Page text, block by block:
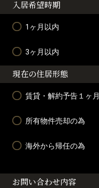
入居希望時期
1ヶ月以内
3ヶ月以内
現在の住居形態
賃貸・解約予告１ヶ月
所有物件売却の為
海外から帰任の為
お問い合わせ内容